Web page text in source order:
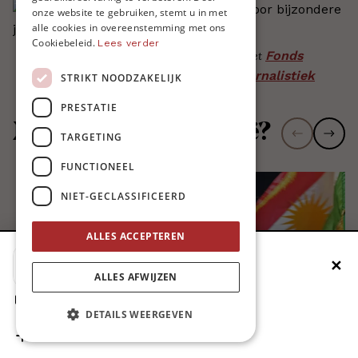
Dit artikel kwam tot stand met steun van het Fonds
Pascal Decroos voor bijzondere journalistiek
Meer lezen over Syrië?
Voeg MO* toe aan je beginscherm ✕
1. Druk op de deelknop
2. Scrol naar beneden
ENGLISH
onze website te gebruiken, stemt u in met
alle cookies in overeenstemming met ons
Cookiebeleid. Lees verder
STRIKT NOODZAKELIJK
PRESTATIE
TARGETING
FUNCTIONEEL
NIET-GECLASSIFICEERD
ALLES ACCEPTEREN
ALLES AFWIJZEN
DETAILS WEERGEVEN